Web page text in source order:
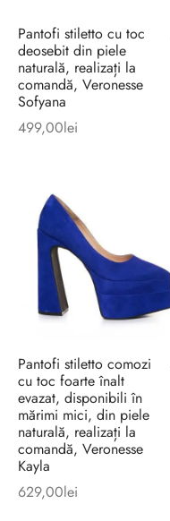
Pantofi stiletto cu toc
deosebit din piele
naturală, realizați la
comandă, Veronesse
Sofyana
499,00lei
Pantofi stiletto comozi
cu toc foarte înalt
evazat, disponibili în
mărimi mici, din piele
naturală, realizați la
comandă, Veronesse
Kayla
629,00lei